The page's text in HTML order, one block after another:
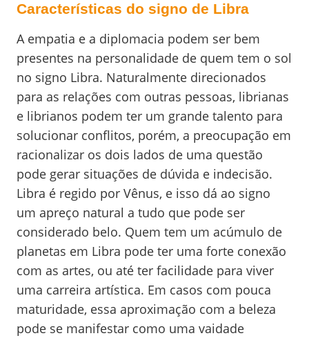
Características do signo de Libra
A empatia e a diplomacia podem ser bem
presentes na personalidade de quem tem o sol
no signo Libra. Naturalmente direcionados
para as relações com outras pessoas, librianas
e librianos podem ter um grande talento para
solucionar conflitos, porém, a preocupação em
racionalizar os dois lados de uma questão
pode gerar situações de dúvida e indecisão.
Libra é regido por Vênus, e isso dá ao signo
um apreço natural a tudo que pode ser
considerado belo. Quem tem um acúmulo de
planetas em Libra pode ter uma forte conexão
com as artes, ou até ter facilidade para viver
uma carreira artística. Em casos com pouca
maturidade, essa aproximação com a beleza
pode se manifestar como uma vaidade